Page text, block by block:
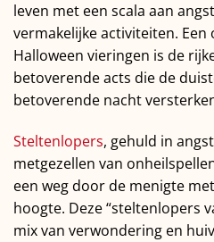
leven met een scala aan
vermakelijke activiteiten. Een
Halloween vieringen is de
betoverende acts die de
betoverende nacht
Steltenlopers, gehuld in
metgezellen van
een weg door de menigte
hoogte. Deze “steltenlopers
mix van verwondering en